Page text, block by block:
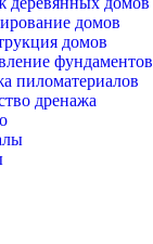
домов
домов
фундаментов
пиломатериалов
дренажа